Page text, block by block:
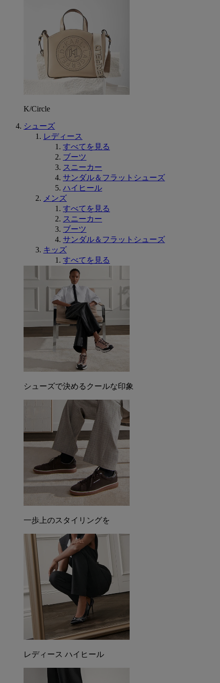
K/Circle
シューズ
レディース
すべてを見る
ブーツ
スニーカー
サンダル＆フラットシューズ
ハイヒール
メンズ
すべてを見る
スニーカー
ブーツ
サンダル＆フラットシューズ
キッズ
すべてを見る
シューズで決めるクールな印象
一歩上のスタイリングを
レディース ハイヒール